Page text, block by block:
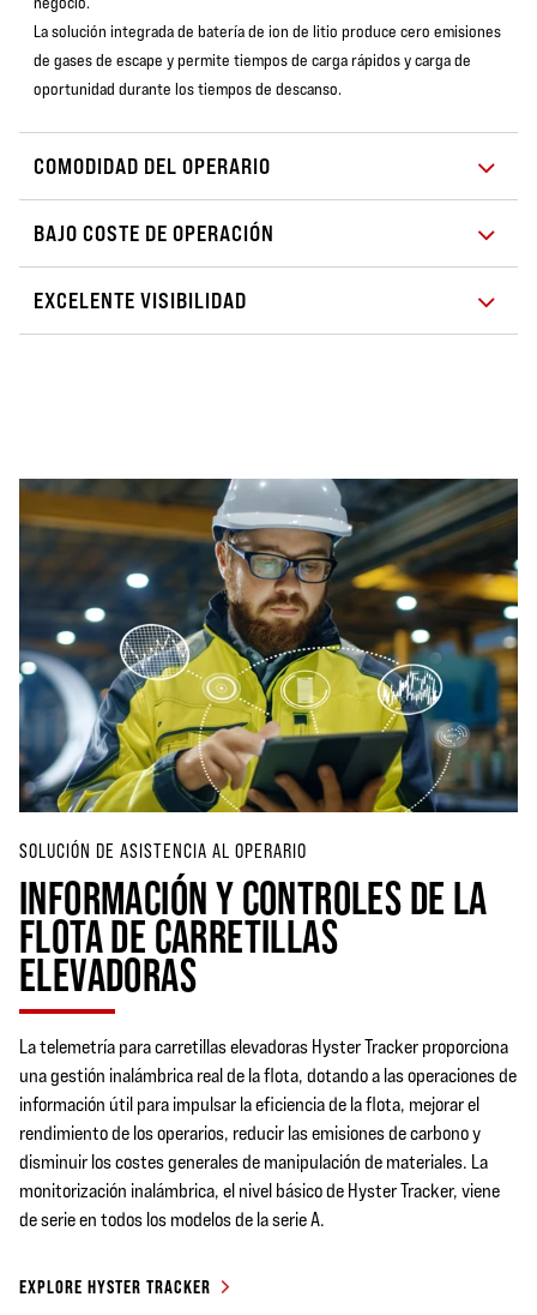
La solución integrada de batería de ion de litio produce cero emisiones
de gases de escape y permite tiempos de carga rápidos y carga de
oportunidad durante los tiempos de descanso.
COMODIDAD DEL OPERARIO
BAJO COSTE DE OPERACIÓN
EXCELENTE VISIBILIDAD
SOLUCIÓN DE ASISTENCIA AL OPERARIO
INFORMACIÓN Y CONTROLES DE LA
FLOTA DE CARRETILLAS
ELEVADORAS
La telemetría para carretillas elevadoras Hyster Tracker proporciona
una gestión inalámbrica real de la flota, dotando a las operaciones de
información útil para impulsar la eficiencia de la flota, mejorar el
rendimiento de los operarios, reducir las emisiones de carbono y
disminuir los costes generales de manipulación de materiales. La
monitorización inalámbrica, el nivel básico de Hyster Tracker, viene
de serie en todos los modelos de la serie A.
EXPLORE HYSTER TRACKER